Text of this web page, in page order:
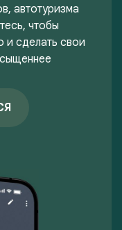
автотуризма
чтобы
и сделать свои